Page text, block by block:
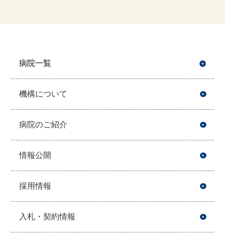
病院一覧
機構について
病院のご紹介
情報公開
採用情報
入札・契約情報